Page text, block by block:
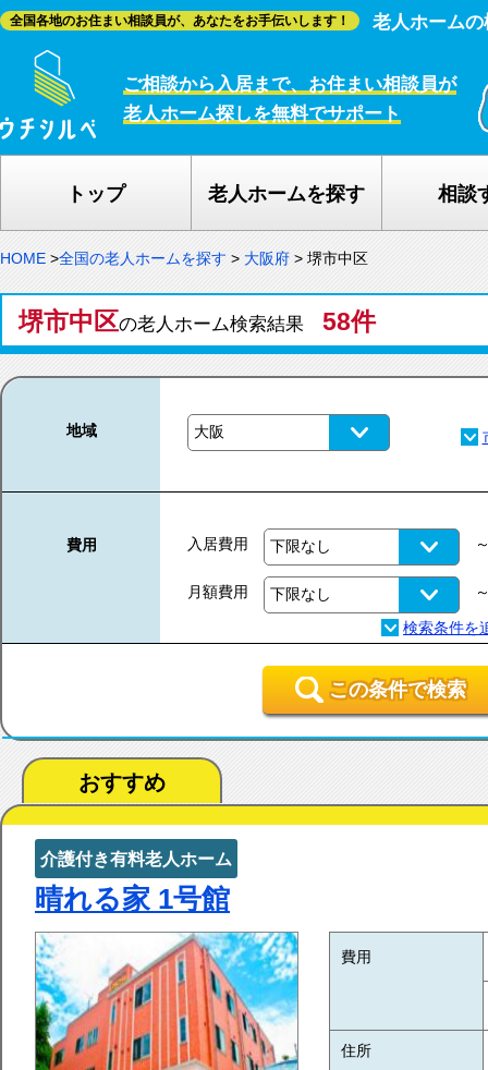
全国各地のお住まい相談員が、あなたをお手伝いします！ 老人ホーム
ご相談から入居まで、お住まい相談員が
老人ホーム探しを無料でサポート
トップ 老人ホームを探す 相談
HOME >全国の老人ホームを探す > 大阪府 > 堺市中区
堺市中区の老人ホーム検索結果 58件
地域
費用 入居費用
月額費用
この条件で検索
おすすめ
介護付き有料老人ホーム
晴れる家 1号館
費用
住所